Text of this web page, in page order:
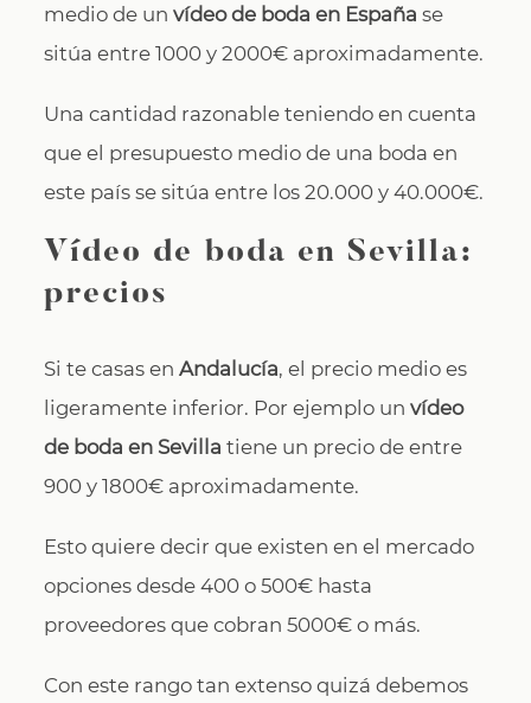
medio de unvídeo de boda en España se
sitúa entre 1000 y 2000€ aproximadamente.
Una cantidad razonable teniendo en cuenta
que el presupuesto medio de una boda en
este país se sitúa entre los 20.000 y 40.000€.
Vídeo de boda en Sevilla:
precios
Si te casas enAndalucía, el precio medio es
ligeramente inferior. Por ejemplo unvídeo
de boda en Sevilla tiene un precio de entre
900 y 1800€ aproximadamente.
Esto quiere decir que existen en el mercado
opciones desde 400 o 500€ hasta
proveedores que cobran 5000€ o más.
Con este rango tan extenso quizá debemos